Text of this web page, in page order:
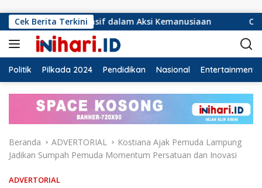
Cek Berita Terkini
dalam Aksi Kemanusiaan Ormas Laskar
Politik Pilkada 2024 Pendidikan Nasional Entertainment
Beranda ADVERTORIAL
Kostiana Ajak Pemuda Lampung
Jadikan Sumpah Pemuda Momentum Persatuan dan Inovasi
ADVERTORIAL